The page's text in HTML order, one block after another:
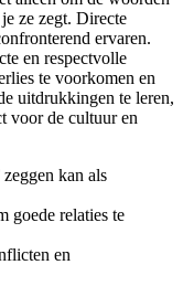
ze zegt. Directe
ervaren.
en respectvolle
te voorkomen en
uitdrukkingen te leren,
voor de cultuur en
zeggen kan als
goede relaties te
en